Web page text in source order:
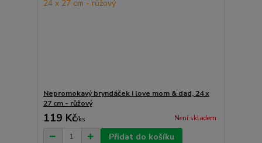
Nepromokavý bryndáček I love mom & dad, 24 x
27 cm - růžový
119 Kč/ks Není skladem
Přidat do košíku